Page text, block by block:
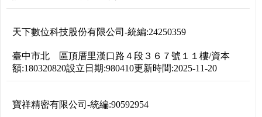
天下數位科技股份有限公司 -統編:24250359
臺中市北 區頂厝里漢口路４段３６７號１１樓/資本
額:180320820設立日期:980410更新時間:2025-11-20
寶祥精密有限公司 -統編:90592954